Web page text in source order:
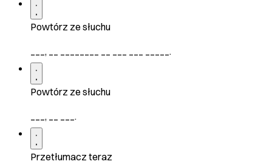
Powtórz ze słuchu
___, __ ________ __ ___ ___ _____.
Powtórz ze słuchu
___, __ ___.
Przetłumacz teraz